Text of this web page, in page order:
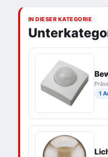
IN DIESER KATEGORIE
1